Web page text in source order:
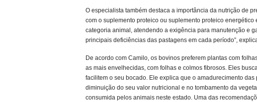
O especialista também destaca a importância da nutrição de
com o suplemento proteico ou suplemento proteico energético
categoria animal, atendendo a exigência para manutenção e
principais deficiências das pastagens em cada período”,
De acordo com Camilo, os bovinos preferem plantas com
as mais envelhecidas, com folhas e colmos fibrosos. Eles
facilitem o seu bocado. Ele explica que o amadurecimento das
diminuição do seu valor nutricional e no tombamento da
consumida pelos animais neste estado. Uma das